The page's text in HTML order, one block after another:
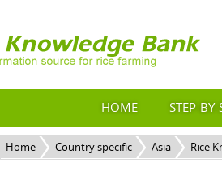
HOME STEP-
Home Country specific Asia Rice